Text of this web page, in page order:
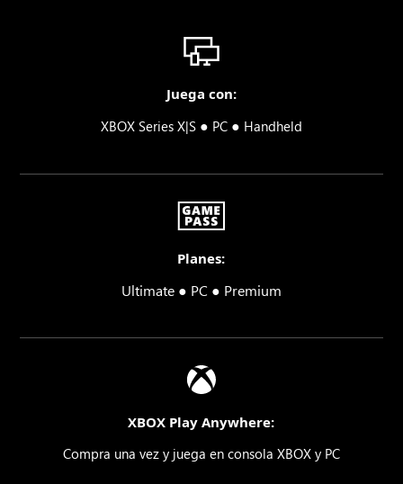
Juega con:
XBOX Series X|S ● PC ● Handheld
Planes:
Ultimate ● PC ● Premium
XBOX Play Anywhere:
Compra una vez y juega en consola XBOX y PC